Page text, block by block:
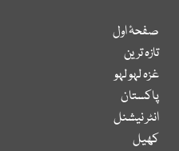
صفحۂ اول
تازہ ترین
غزہ لہو لہو
پاکستان
انٹر نیشنل
کھیل